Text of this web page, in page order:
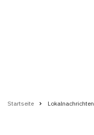
Startseite Lokalnachrichten